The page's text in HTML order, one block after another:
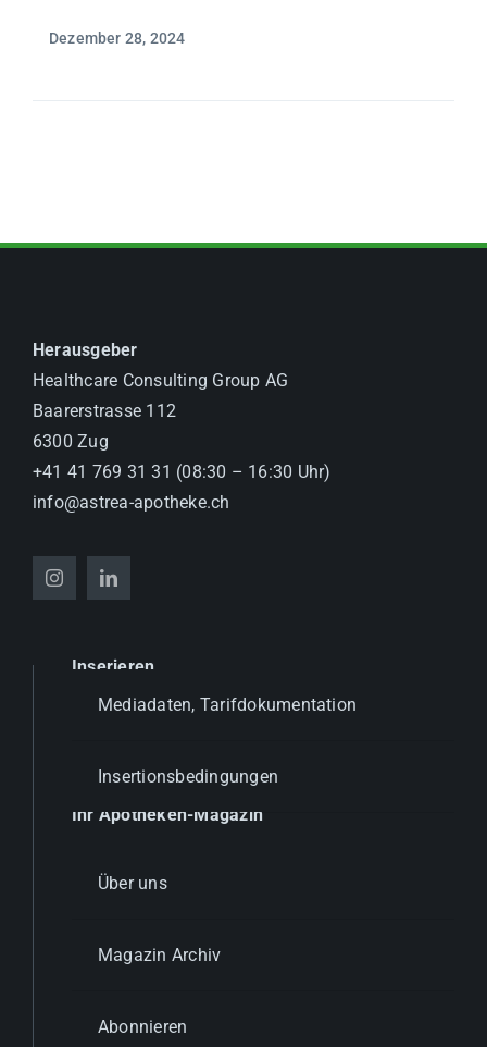
Dezember 28, 2024
Herausgeber
Healthcare Consulting Group AG
Baarerstrasse 112
6300 Zug
+41 41 769 31 31 (08:30 – 16:30 Uhr)
info@astrea-apotheke.ch
Inserieren
Mediadaten, Tarifdokumentation
Insertionsbedingungen
Ihr Apotheken-Magazin
Über uns
Magazin Archiv
Abonnieren